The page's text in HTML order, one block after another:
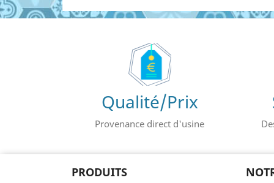
Qualité/Prix
Provenance direct d'usine
PRODUITS